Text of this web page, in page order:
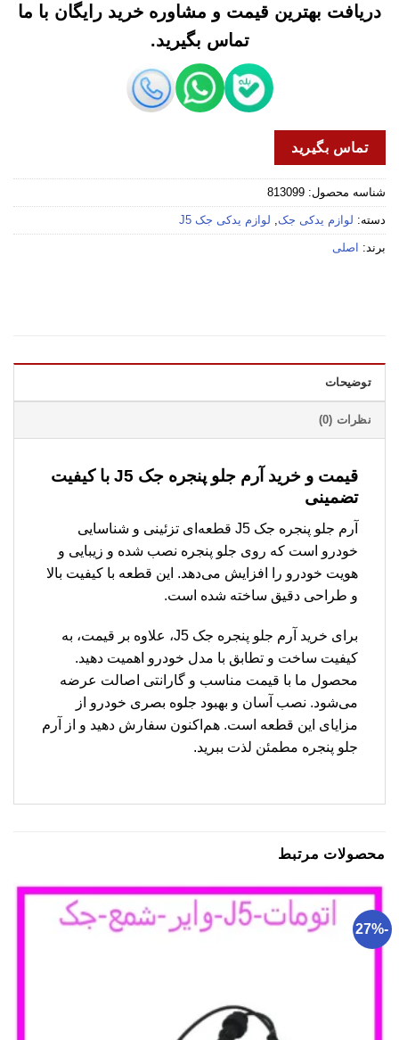
دریافت بهترین قیمت و مشاوره خرید رایگان با ما
تماس بگیرید.
تماس بگیرید
شناسه محصول: 813099
دسته: لوازم یدکی جک, لوازم یدکی جک J5
برند: اصلی
توضیحات
نظرات (0)
قیمت و خرید آرم جلو پنجره جک J5 با کیفیت
تضمینی
آرم جلو پنجره جک J5 قطعه‌ای تزئینی و شناسایی
خودرو است که روی جلو پنجره نصب شده و زیبایی و
هویت خودرو را افزایش می‌دهد. این قطعه با کیفیت بالا
و طراحی دقیق ساخته شده است.
برای خرید آرم جلو پنجره جک J5، علاوه بر قیمت، به
کیفیت ساخت و تطابق با مدل خودرو اهمیت دهید.
محصول ما با قیمت مناسب و گارانتی اصالت عرضه
می‌شود. نصب آسان و بهبود جلوه بصری خودرو از
مزایای این قطعه است. هم‌اکنون سفارش دهید و از آرم
جلو پنجره مطمئن لذت ببرید.
محصولات مرتبط
-27%